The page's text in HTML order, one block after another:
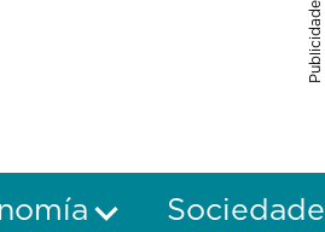
Publicidade
Sociedade